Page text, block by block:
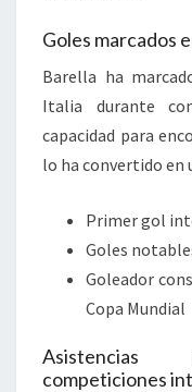
Goles marcados
Barella ha
Italia durante
capacidad para
lo ha convertido en
Primer gol
Goles
Goleador
Copa Mundial
Asistencias
competiciones